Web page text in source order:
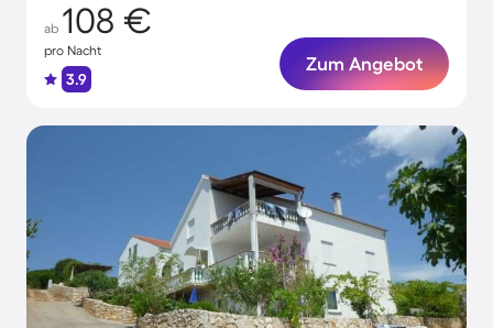
ab 108 €
pro Nacht
3.9
Zum Angebot